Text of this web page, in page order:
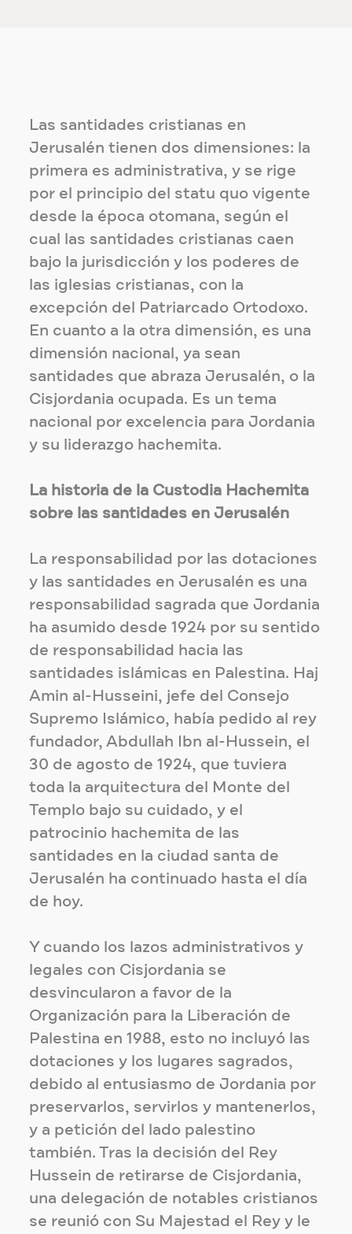
Las santidades cristianas en
Jerusalén tienen dos dimensiones: la
primera es administrativa, y se rige
por el principio del statu quo vigente
desde la época otomana, según el
cual las santidades cristianas caen
bajo la jurisdicción y los poderes de
las iglesias cristianas, con la
excepción del Patriarcado Ortodoxo.
En cuanto a la otra dimensión, es una
dimensión nacional, ya sean
santidades que abraza Jerusalén, o la
Cisjordania ocupada. Es un tema
nacional por excelencia para Jordania
y su liderazgo hachemita.
La historia de la Custodia Hachemita
sobre las santidades en Jerusalén
La responsabilidad por las dotaciones
y las santidades en Jerusalén es una
responsabilidad sagrada que Jordania
ha asumido desde 1924 por su sentido
de responsabilidad hacia las
santidades islámicas en Palestina. Haj
Amin al-Husseini, jefe del Consejo
Supremo Islámico, había pedido al rey
fundador, Abdullah Ibn al-Hussein, el
30 de agosto de 1924, que tuviera
toda la arquitectura del Monte del
Templo bajo su cuidado, y el
patrocinio hachemita de las
santidades en la ciudad santa de
Jerusalén ha continuado hasta el día
de hoy.
Y cuando los lazos administrativos y
legales con Cisjordania se
desvincularon a favor de la
Organización para la Liberación de
Palestina en 1988, esto no incluyó las
dotaciones y los lugares sagrados,
debido al entusiasmo de Jordania por
preservarlos, servirlos y mantenerlos,
y a petición del lado palestino
también. Tras la decisión del Rey
Hussein de retirarse de Cisjordania,
una delegación de notables cristianos
se reunió con Su Majestad el Rey y le